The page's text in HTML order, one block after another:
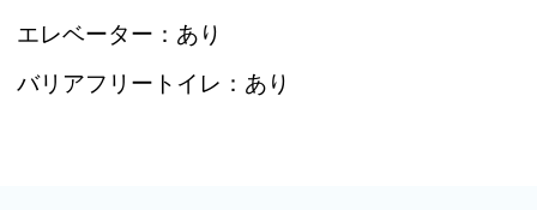
エレベーター： あり
バリアフリートイレ： あり